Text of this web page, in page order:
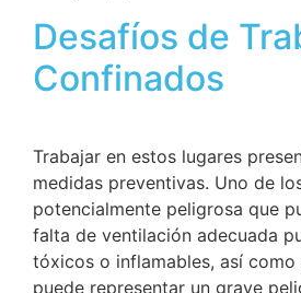
Desafíos de
Confinados
Trabajar en estos lugares
medidas preventivas. Uno de
potencialmente peligrosa que
falta de ventilación adecuada
tóxicos o inflamables, así
puede representar un grave